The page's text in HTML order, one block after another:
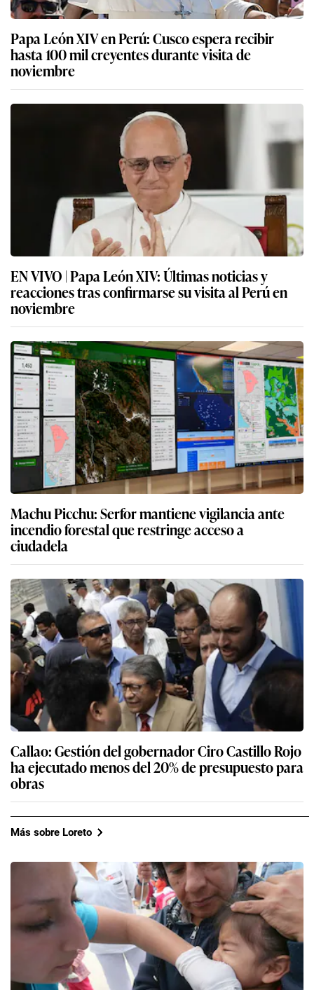
Papa León XIV en Perú: Cusco espera recibir
hasta 100 mil creyentes durante visita de
noviembre
EN VIVO | Papa León XIV: Últimas noticias y
reacciones tras confirmarse su visita al Perú en
noviembre
Machu Picchu: Serfor mantiene vigilancia ante
incendio forestal que restringe acceso a
ciudadela
Callao: Gestión del gobernador Ciro Castillo Rojo
ha ejecutado menos del 20% de presupuesto para
obras
Más sobre Loreto